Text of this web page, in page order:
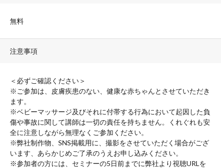
無料
注意事項
＜必ずご確認ください＞
※ご参加は、皮膚疾患のない、健康な赤ちゃんとさせていただき
ます。
※ベビーマッサージ及びそれに付帯する行為において起因した負
傷や事故に関して講師は一切の責任を持ちません。くれぐれも安
全に注意しながら無理なくご参加ください。
※弊社制作物、SNS掲載用に、撮影をさせていただく場合がござ
います、あらかじめご了承のうえお申し込みください。
※参加者の方には、セミナーの5日前までに弊社より視聴URLを